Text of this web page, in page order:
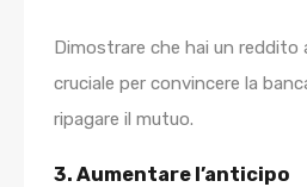
Dimostrare che hai un reddito
cruciale per convincere la
ripagare il mutuo.
3. Aumentare l’anticipo